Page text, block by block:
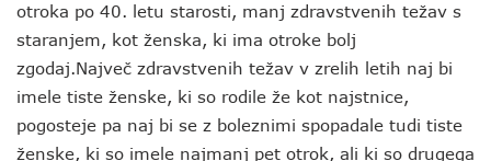
otroka po 40. letu starosti, manj zdravstvenih težav s
staranjem, kot ženska, ki ima otroke bolj
zgodaj.Največ zdravstvenih težav v zrelih letih naj bi
imele tiste ženske, ki so rodile že kot najstnice,
pogosteje pa naj bi se z boleznimi spopadale tudi tiste
ženske, ki so imele najmanj pet otrok, ali ki so drugega